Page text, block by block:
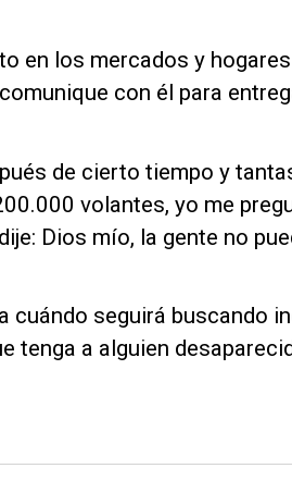
en los mercados y
con él para
de cierto tiempo y
volantes, yo me
Dios mío, la gente no
cuándo seguirá buscando
tenga a alguien